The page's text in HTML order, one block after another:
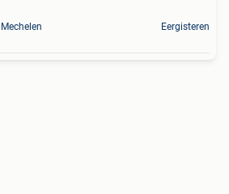
Mechelen Eergisteren